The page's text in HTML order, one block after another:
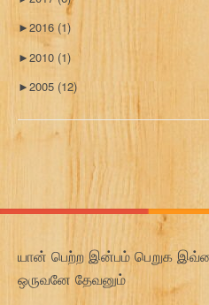
►2016 (1)
►2010 (1)
►2005 (12)
யான் பெற்ற இன்பம் பெறுக
ஒருவனே தேவனும்